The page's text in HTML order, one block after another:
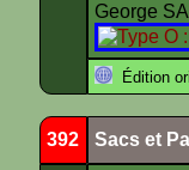
George
Édition
392 Sacs et